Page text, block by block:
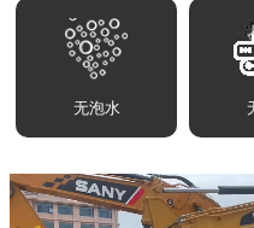
无泡水